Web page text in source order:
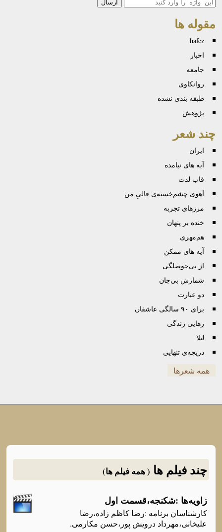
مقوله ها
hafez
اخبار
جامعه
روانكاوی
طبقه بندی نشده
پژوهش
چند شعر
ایران
آیه های نیامده
قاب لذت
آهوی چشم‌خسته‌ی قالیِ من
مرزهای تجربه
خنده بر پنهان
هم‌مهری
آیه های ممکن
از بی‌حوصلگی
شمارش بی‌جان
دو عبارت
برای ٩٠ سالگی عاشقان
رهایی زندگی
لیلا
دریچه‌ی تنهایی
همه شعرها
چند فیلم ها ( همه فیلم ها)
زاویه‌ها :شکنجه‌،قسمت اول
کارشناسان برنامه‌ :رضا کاظم زاده‌،رضا
علیخانی،مهرداد درویش پور،حسن مکارمی.